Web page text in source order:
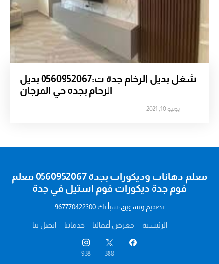
شغل بديل الرخام جدة ت:0560952067 بديل
الرخام بجده حي المرجان
يونيو 10, 2021
الرئيسية معرض أعمالنا خدماتنا اتصل بنا
388
938
معلم دهانات وديكورات بجدة 0560952067 معلم
فوم جدة ديكورات فوم استيل في جدة
تصميم وتسويق:سبأ تك 967770422300